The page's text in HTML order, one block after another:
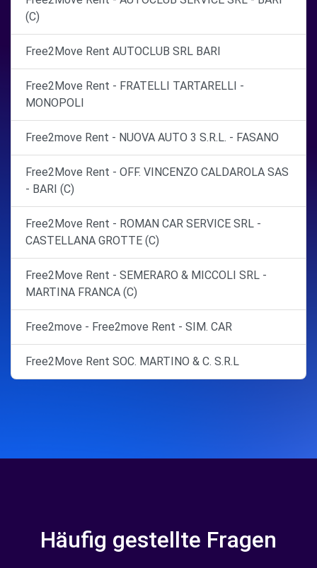
(C)
Free2Move Rent AUTOCLUB SRL BARI
Free2Move Rent - FRATELLI TARTARELLI -
MONOPOLI
Free2move Rent - NUOVA AUTO 3 S.R.L. - FASANO
Free2Move Rent - OFF. VINCENZO CALDAROLA SAS
- BARI (C)
Free2Move Rent - ROMAN CAR SERVICE SRL -
CASTELLANA GROTTE (C)
Free2Move Rent - SEMERARO & MICCOLI SRL -
MARTINA FRANCA (C)
Free2move - Free2move Rent - SIM. CAR
Free2Move Rent SOC. MARTINO & C. S.R.L
Häufig gestellte Fragen